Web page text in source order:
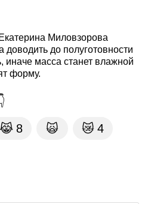
Миловзорова
до полуготовности
иначе масса станет влажной
форму.
😹 8 🙀 😿 4